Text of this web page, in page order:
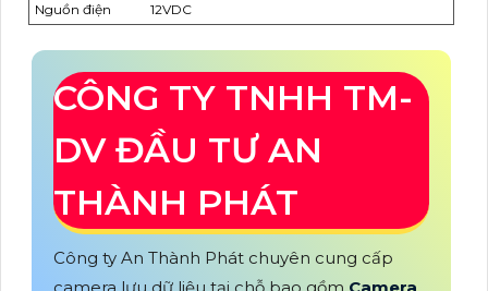
Nguồn điện
12VDC
CÔNG TY TNHH TM-
DV ĐẦU TƯ AN
THÀNH PHÁT
Công ty An Thành Phát chuyên cung cấp